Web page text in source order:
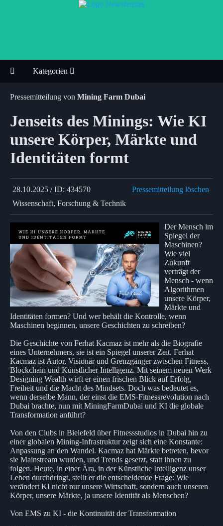
Kategorien
Pressemitteilung von Mining Farm Dubai
Jenseits des Minings: Wie KI
unsere Körper, Märkte und
Identitäten formt
28.10.2025 / ID: 434570
Pressemitteilung löschen
Wissenschaft, Forschung & Technik
Der Mensch im
Spiegel der
Maschinen?
Wie viel
Zukunft
verträgt der
Mensch - wenn
Algorithmen
unsere Körper,
Märkte und
Identitäten formen? Und wer behält die Kontrolle, wenn
Maschinen beginnen, unsere Geschichten zu schreiben?
Die Geschichte von Ferhat Kacmaz ist mehr als die Biografie
eines Unternehmers, sie ist ein Spiegel unserer Zeit. Ferhat
Kacmaz ist Autor, Visionär und Grenzgänger zwischen Fitness,
Blockchain und Künstlicher Intelligenz. Mit seinem neuen Werk
Designing Wealth wirft er einen frischen Blick auf Erfolg,
Freiheit und die Macht des Mindsets. Doch was bedeutet es,
wenn derselbe Mann, der einst die EMS-Fitnessrevolution nach
Dubai brachte, nun mit MiningFarmDubai und KI die globale
Transformation anführt?
Von den Clubs in Bielefeld über Fitnessstudios in Dubai hin zu
einer globalen Mining-Infrastruktur zeigt sich eine Konstante:
Anpassung an den Wandel. Kacmaz hat Märkte betreten, bevor
sie Mainstream wurden, und Trends gesetzt, statt ihnen zu
folgen. Heute, in einer Ära, in der Künstliche Intelligenz unser
Leben durchdringt, stellt er die entscheidende Frage: Wie
verändert KI nicht nur unsere Wirtschaft, sondern auch unseren
Körper, unsere Märkte, ja unsere Identität als Menschen?
Von EMS zu KI - die Kontinuität der Transformation